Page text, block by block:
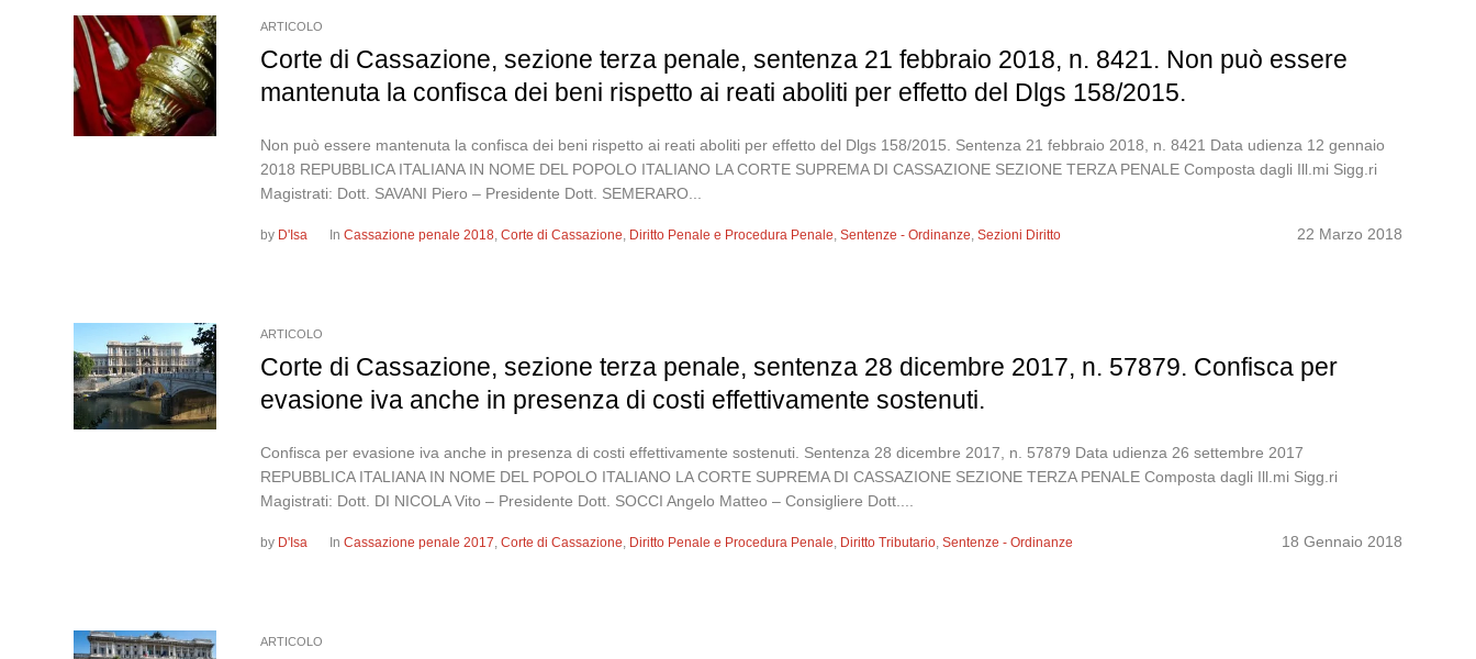
ARTICOLO
Corte di Cassazione, sezione terza penale, sentenza 21 febbraio 2018, n. 8421. Non può essere
mantenuta la confisca dei beni rispetto ai reati aboliti per effetto del Dlgs 158/2015.
Non può essere mantenuta la confisca dei beni rispetto ai reati aboliti per effetto del Dlgs 158/2015. Sentenza 21 febbraio 2018, n. 8421 Data udienza 12 gennaio
2018 REPUBBLICA ITALIANA IN NOME DEL POPOLO ITALIANO LA CORTE SUPREMA DI CASSAZIONE SEZIONE TERZA PENALE Composta dagli Ill.mi Sigg.ri
Magistrati: Dott. SAVANI Piero – Presidente Dott. SEMERARO...
22 Marzo 2018
by D'Isa InCassazione penale 2018,Corte di Cassazione, Diritto Penale e Procedura Penale,Sentenze - Ordinanze,Sezioni Diritto
ARTICOLO
Corte di Cassazione, sezione terza penale, sentenza 28 dicembre 2017, n. 57879. Confisca per
evasione iva anche in presenza di costi effettivamente sostenuti.
Confisca per evasione iva anche in presenza di costi effettivamente sostenuti. Sentenza 28 dicembre 2017, n. 57879 Data udienza 26 settembre 2017
REPUBBLICA ITALIANA IN NOME DEL POPOLO ITALIANO LA CORTE SUPREMA DI CASSAZIONE SEZIONE TERZA PENALE Composta dagli Ill.mi Sigg.ri
Magistrati: Dott. DI NICOLA Vito – Presidente Dott. SOCCI Angelo Matteo – Consigliere Dott....
18 Gennaio 2018
by D'Isa InCassazione penale 2017,Corte di Cassazione, Diritto Penale e Procedura Penale, Diritto Tributario,Sentenze - Ordinanze
ARTICOLO